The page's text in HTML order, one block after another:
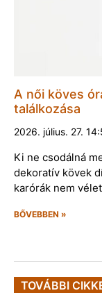
A női köves
találkozása
2026. július. 27.
Ki ne csodálná
dekoratív kövek
karórák nem
BŐVEBBEN »
TOVÁBBI